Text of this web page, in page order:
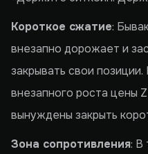
Короткое сжатие:
внезапно дорожает и
закрывать свои
внезапного роста цены
вынуждены закрыть
Зона сопротивления: В